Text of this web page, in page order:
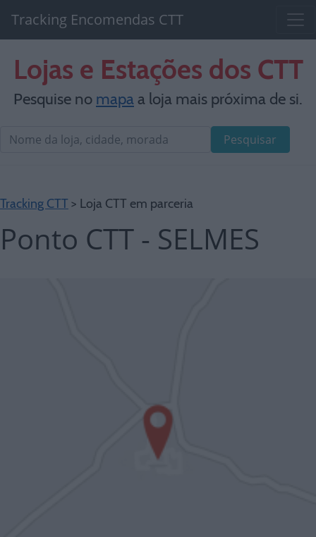
Tracking Encomendas CTT
Lojas e Estações dos CTT
Pesquise no mapaa loja mais próxima de si.
Pesquisar
Tracking CTT > Loja CTT em parceria
Ponto CTT - SELMES